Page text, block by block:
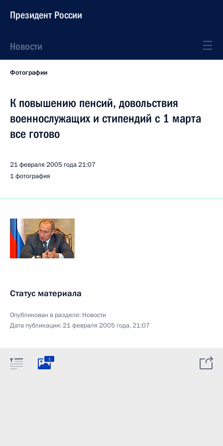
Президент России
Новости
Фотографии
К повышению пенсий, довольствия
военнослужащих и стипендий с 1 марта
все готово
21 февраля 2005 года21:07
1 фотография
Статус материала
Опубликован в разделе: Новости
Дата публикации:21 февраля 2005 года, 21:07
1